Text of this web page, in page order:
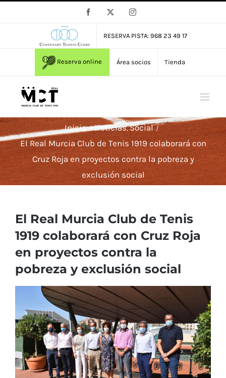
Facebook Instagram
RESERVA PISTA: 968 23 49 17
Reserva online Área socios Tienda
Inicio Noticias Social
El Real Murcia Club de Tenis 1919 colaborará con
Cruz Roja en proyectos contra la pobreza y
exclusión social
El Real Murcia Club de Tenis
1919 colaborará con Cruz Roja
en proyectos contra la
pobreza y exclusión social
más
grande